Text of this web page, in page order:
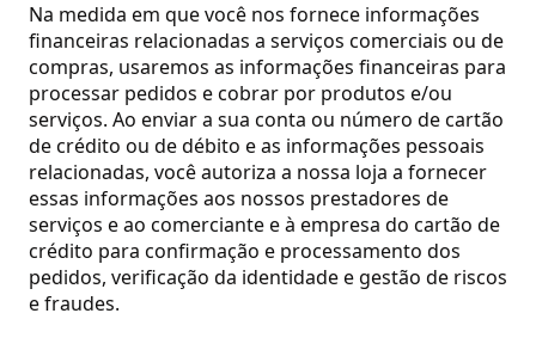
Na medida em que você nos fornece informações
financeiras relacionadas a serviços comerciais ou de
compras, usaremos as informações financeiras para
processar pedidos e cobrar por produtos e/ou
serviços. Ao enviar a sua conta ou número de cartão
de crédito ou de débito e as informações pessoais
relacionadas, você autoriza a nossa loja a fornecer
essas informações aos nossos prestadores de
serviços e ao comerciante e à empresa do cartão de
crédito para confirmação e processamento dos
pedidos, verificação da identidade e gestão de riscos
e fraudes.